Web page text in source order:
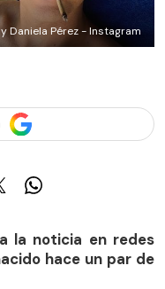
Daniela Pérez - Instagram
la noticia en redes
hace un par de